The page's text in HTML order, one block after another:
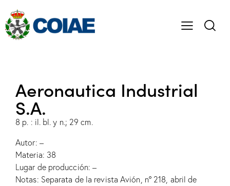
Aeronautica Industrial
S.A.
8 p. : il. bl. y n.; 29 cm.
Autor: –
Materia: 38
Lugar de producción: –
Notas: Separata de la revista Avión, nº 218, abril de